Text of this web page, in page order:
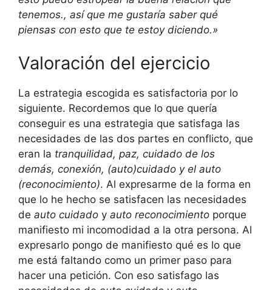
tenemos., así que me gustaría saber qué
piensas con esto que te estoy diciendo.»
Valoración del ejercicio
La estrategia escogida es satisfactoria por lo
siguiente. Recordemos que lo que quería
conseguir es una estrategia que satisfaga las
necesidades de las dos partes en conflicto, que
eran la tranquilidad, paz, cuidado de los
demás, conexión, (auto)cuidado y el auto
(reconocimiento). Al expresarme de la forma en
que lo he hecho se satisfacen las necesidades
de auto cuidado y auto reconocimiento porque
manifiesto mi incomodidad a la otra persona. Al
expresarlo pongo de manifiesto qué es lo que
me está faltando como un primer paso para
hacer una petición. Con eso satisfago las